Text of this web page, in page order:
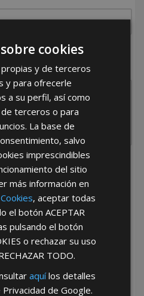
la empresa?
Otros
laPolítica de Privacidad
mayoristas.
cookies
y de terceros
y para ofrecerle
a su perfil, así como
terceros o para
La base de
salvo
imprescindibles
del sitio
más información en
, aceptar todas
el botónACEPTAR
pulsando el botón
o rechazar su uso
TODO.
aquílos detalles
de Google.